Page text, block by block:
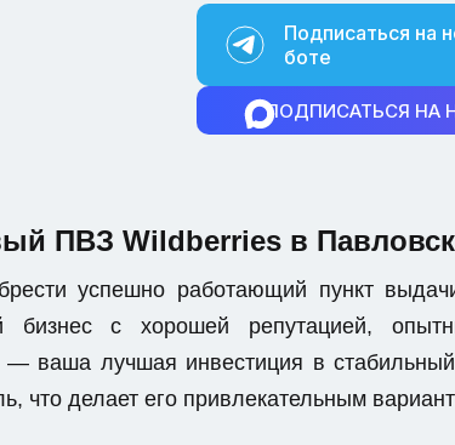
Подписаться на
боте
ПОДПИСАТЬСЯ НА
ПВЗ Wildberries в
успешно работающий пункт
бизнес с хорошей репутацией,
— ваша лучшая инвестиция в
что делает его привлекательным